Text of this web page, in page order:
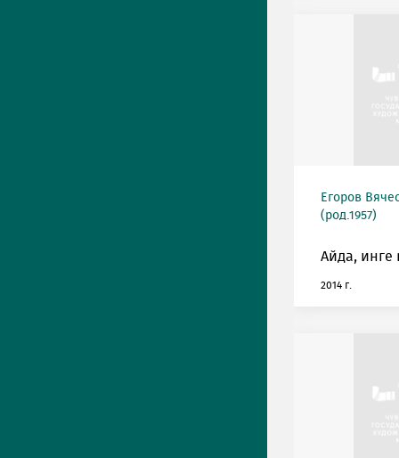
Егоров
(род.1957)
Айда, инге
2014 г.